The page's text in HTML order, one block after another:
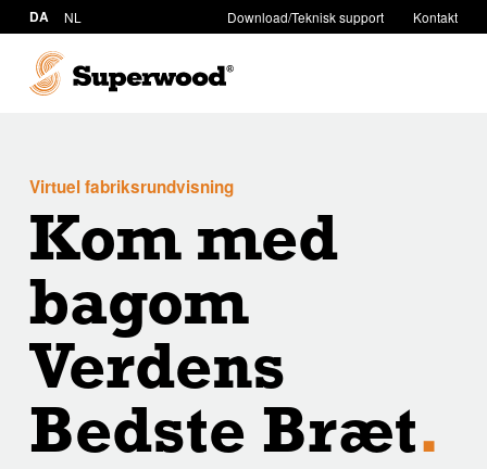
DA NL Download/Teknisk support Kontakt
Virtuel fabriksrundvisning
Kom med
bagom
Verdens
Bedste Bræt.